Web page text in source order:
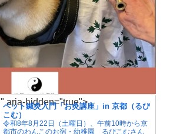
ペット鍼灸入門「お灸講座」in 京都（るぴ
こむ）
令和8年8月22日（土曜日）、午前10時から京
都市のわんこのお宿・幼稚園 るぴこむさん
" aria-hidden="true">